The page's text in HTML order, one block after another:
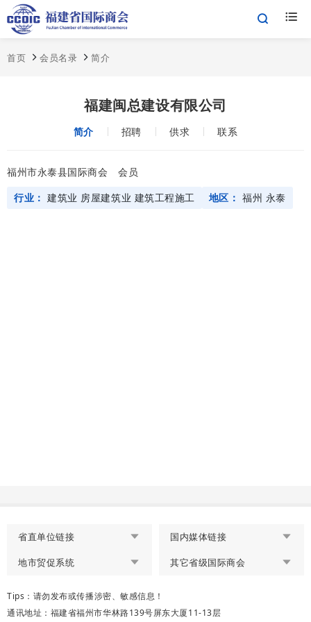
首页 会员名录 简介
福建闽总建设有限公司
简介 招聘 供求 联系
福州市永泰县国际商会
会员
行业： 建筑业 房屋建筑业 建筑工程施工 地区： 福州 永泰
省直单位链接 国内媒体链接
地市贸促系统 其它省级国际商会
Tips：请勿发布或传播涉密、敏感信息！
通讯地址：福建省福州市华林路139号屏东大厦11-13层